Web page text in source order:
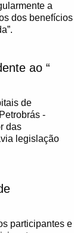
a
dos benefícios
ao “
de
-
das
legislação
participantes e